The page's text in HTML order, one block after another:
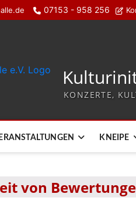
07153 - 958 256
KONZERTE,
KNEIPE
von